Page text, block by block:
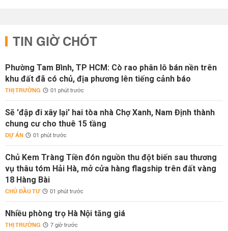
TIN GIỜ CHÓT
Phường Tam Bình, TP HCM: Cò rao phân lô bán nền trên
khu đất đã có chủ, địa phương lên tiếng cảnh báo
THỊ TRƯỜNG 01 phút trước
Sẽ 'đập đi xây lại' hai tòa nhà Chợ Xanh, Nam Định thành
chung cư cho thuê 15 tầng
DỰ ÁN 01 phút trước
Chủ Kem Tràng Tiền đón nguồn thu đột biến sau thương
vụ thâu tóm Hải Hà, mở cửa hàng flagship trên đất vàng
18 Hàng Bài
CHỦ ĐẦU TƯ 01 phút trước
Nhiều phòng trọ Hà Nội tăng giá
THỊ TRƯỜNG 7 giờ trước